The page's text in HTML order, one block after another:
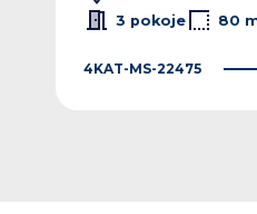
3 pokoje
80
4KAT-MS-22475